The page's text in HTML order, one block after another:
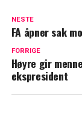
NESTE
FA åpner sak
FORRIGE
Høyre gir
ekspresident